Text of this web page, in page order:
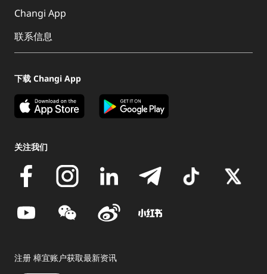
Changi App
联系信息
下载 Changi App
关注我们
注册 樟宜账户获取最新资讯